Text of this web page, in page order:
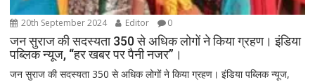
20th September 2024 Editor 0
जन सुराज की सदस्यता 350 से अधिक लोगों ने किया ग्रहण। इंडिया
पब्लिक न्यूज, “हर खबर पर पैनी नजर”।
जन सुराज की सदस्यता 350 से अधिक लोगों ने किया ग्रहण। इंडिया पब्लिक न्यूज,